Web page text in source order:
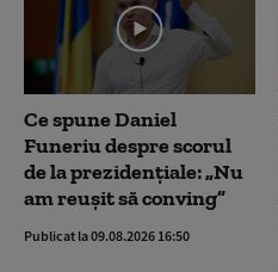
Ce spune Daniel
Funeriu despre scorul
de la prezidențiale: „Nu
am reușit să conving”
Publicat la 09.08.2026 16:50